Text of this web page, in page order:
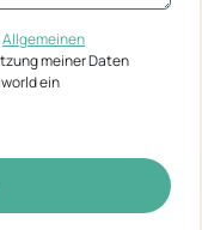
Allgemeinen
meiner Daten
ein